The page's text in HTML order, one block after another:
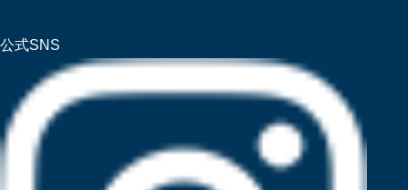
公式SNS